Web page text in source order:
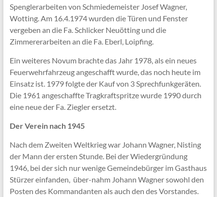
Spenglerarbeiten von Schmiedemeister Josef Wagner,
Wotting. Am 16.4.1974 wurden die Türen und Fenster
vergeben an die Fa. Schlicker Neuötting und die
Zimmererarbeiten an die Fa. Eberl, Loipfing.
Ein weiteres Novum brachte das Jahr 1978, als ein neues
Feuerwehrfahrzeug angeschafft wurde, das noch heute im
Einsatz ist. 1979 folgte der Kauf von 3 Sprechfunkgeräten.
Die 1961 angeschaffte Tragkraftspritze wurde 1990 durch
eine neue der Fa. Ziegler ersetzt.
Der Verein nach 1945
Nach dem Zweiten Weltkrieg war Johann Wagner, Nisting
der Mann der ersten Stunde. Bei der Wiedergründung
1946, bei der sich nur wenige Gemeindebürger im Gasthaus
Stürzer einfanden, über-nahm Johann Wagner sowohl den
Posten des Kommandanten als auch den des Vorstandes.